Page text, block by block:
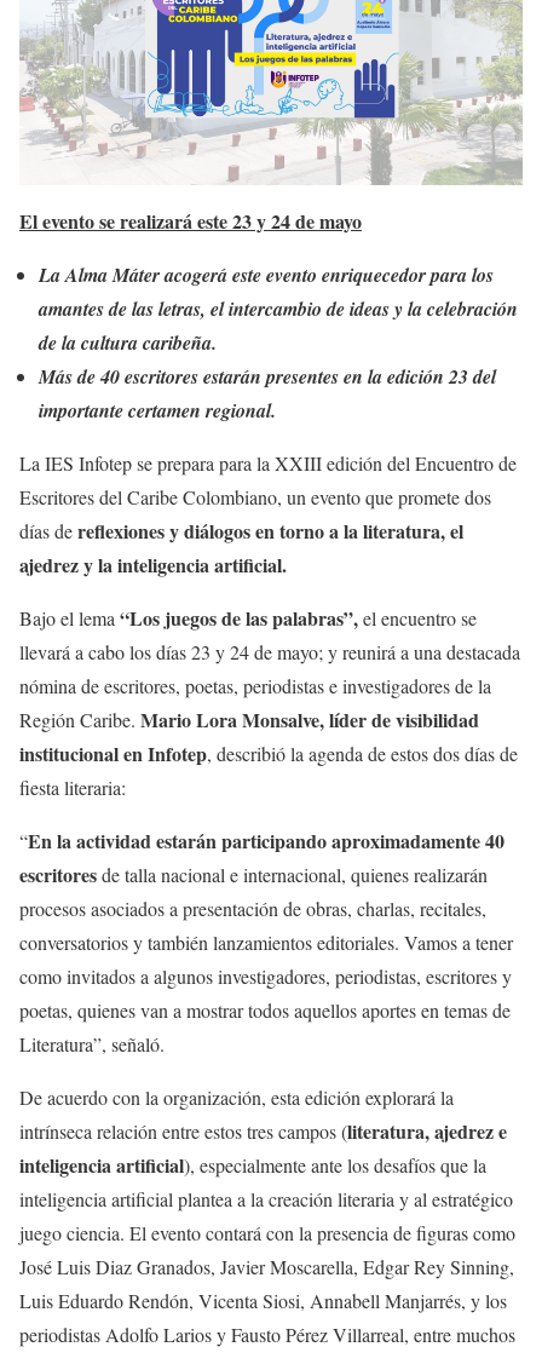
El evento se realizará este 23 y 24 de mayo
La Alma Máter acogerá este evento enriquecedor para los
amantes de las letras, el intercambio de ideas y la celebración
de la cultura caribeña.
Más de 40 escritores estarán presentes en la edición 23 del
importante certamen regional.
La IES Infotep se prepara para la XXIII edición del Encuentro de
Escritores del Caribe Colombiano, un evento que promete dos
días dereflexiones y diálogos en torno a la literatura, el
ajedrez y la inteligencia artificial.
Bajo el lema“Los juegos de las palabras”,el encuentro se
llevará a cabo los días 23 y 24 de mayo; y reunirá a una destacada
nómina de escritores, poetas, periodistas e investigadores de la
Región Caribe. Mario Lora Monsalve, líder de visibilidad
institucional en Infotep, describió la agenda de estos dos días de
fiesta literaria:
“En la actividad estarán participando aproximadamente 40
escritoresde talla nacional e internacional, quienes realizarán
procesos asociados a presentación de obras, charlas, recitales,
conversatorios y también lanzamientos editoriales. Vamos a tener
como invitados a algunos investigadores, periodistas, escritores y
poetas, quienes van a mostrar todos aquellos aportes en temas de
Literatura”, señaló.
De acuerdo con la organización, esta edición explorará la
intrínseca relación entre estos tres campos (literatura, ajedrez e
inteligencia artificial), especialmente ante los desafíos que la
inteligencia artificial plantea a la creación literaria y al estratégico
juego ciencia. El evento contará con la presencia de figuras como
José Luis Diaz Granados, Javier Moscarella, Edgar Rey Sinning,
Luis Eduardo Rendón, Vicenta Siosi, Annabell Manjarrés, y los
periodistas Adolfo Larios y Fausto Pérez Villarreal, entre muchos